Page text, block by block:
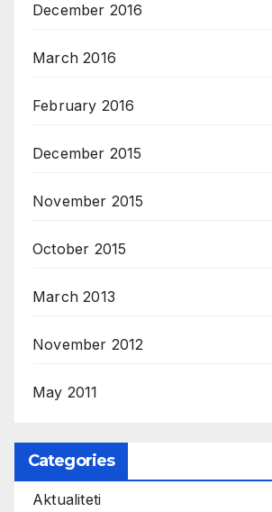
December 2016
March 2016
February 2016
December 2015
November 2015
October 2015
March 2013
November 2012
May 2011
Categories
Aktualiteti